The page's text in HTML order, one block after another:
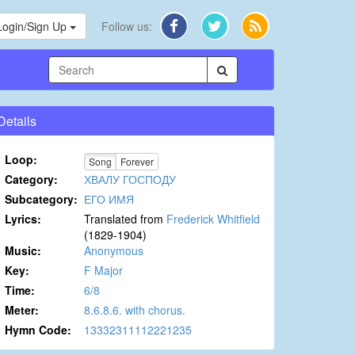
Sign Up Follow us:
Loop: Song Forever
Category:
ХВАЛУ ГОСПОДУ
Subcategory: ЕГО ИМЯ
Lyrics:
Translated from Frederick Whitfield
(1829-1904)
Music:
Anonymous
Key:
F Major
Time:
6/8
Meter:
8.6.8.6. with chorus.
Hymn Code:
13332311112221235